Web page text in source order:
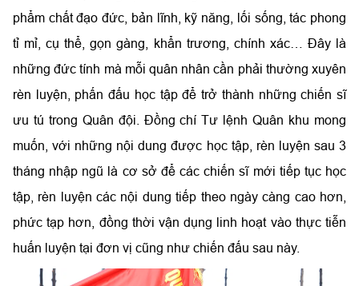
phẩm chất đạo đức, bản lĩnh, kỹ năng, lối sống, tác phong
tỉ mỉ, cụ thể, gọn gàng, khẩn trương, chính xác… Đây là
những đức tính mà mỗi quân nhân cần phải thường xuyên
rèn luyện, phấn đấu học tập để trở thành những chiến sĩ
ưu tú trong Quân đội. Đồng chí Tư lệnh Quân khu mong
muốn, với những nội dung được học tập, rèn luyện sau 3
tháng nhập ngũ là cơ sở để các chiến sĩ mới tiếp tục học
tập, rèn luyện các nội dung tiếp theo ngày càng cao hơn,
phức tạp hơn, đồng thời vận dụng linh hoạt vào thực tiễn
huấn luyện tại đơn vị cũng như chiến đấu sau này.